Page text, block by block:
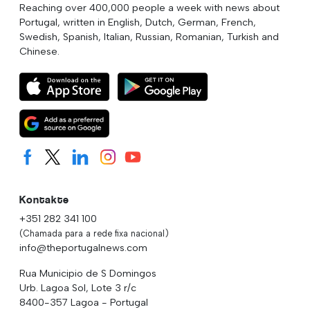
Reaching over 400,000 people a week with news about
Portugal, written in English, Dutch, German, French,
Swedish, Spanish, Italian, Russian, Romanian, Turkish and
Chinese.
Kontakte
+351 282 341 100
(Chamada para a rede fixa nacional)
info@theportugalnews.com
Rua Municipio de S Domingos
Urb. Lagoa Sol, Lote 3 r/c
8400-357 Lagoa - Portugal